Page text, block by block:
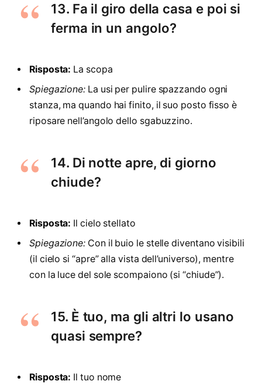
13. Fa il giro della casa e poi si
ferma in un angolo?
Risposta: La scopa
Spiegazione: La usi per pulire spazzando ogni
stanza, ma quando hai finito, il suo posto fisso è
riposare nell’angolo dello sgabuzzino.
14. Di notte apre, di giorno
chiude?
Risposta: Il cielo stellato
Spiegazione: Con il buio le stelle diventano visibili
(il cielo si “apre” alla vista dell’universo), mentre
con la luce del sole scompaiono (si “chiude”).
15. È tuo, ma gli altri lo usano
quasi sempre?
Risposta: Il tuo nome